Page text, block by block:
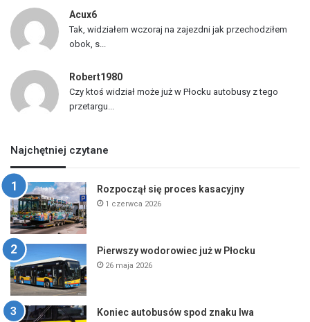
Acux6
Tak, widziałem wczoraj na zajezdni jak przechodziłem
obok, s...
Robert1980
Czy ktoś widział może już w Płocku autobusy z tego
przetargu...
Najchętniej czytane
Rozpoczął się proces kasacyjny
1 czerwca 2026
Pierwszy wodorowiec już w Płocku
26 maja 2026
Koniec autobusów spod znaku lwa